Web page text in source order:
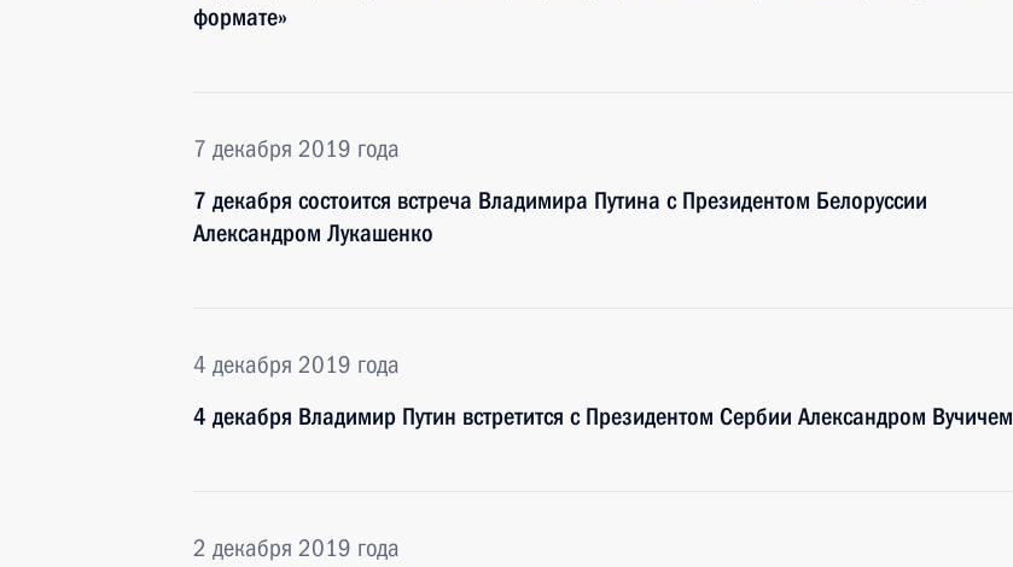
формате»
7 декабря 2019 года
7 декабря состоится встреча Владимира Путина с Президентом Белоруссии
Александром Лукашенко
4 декабря 2019 года
4 декабря Владимир Путин встретится с Президентом Сербии Александром Вучичем
2 декабря 2019 года